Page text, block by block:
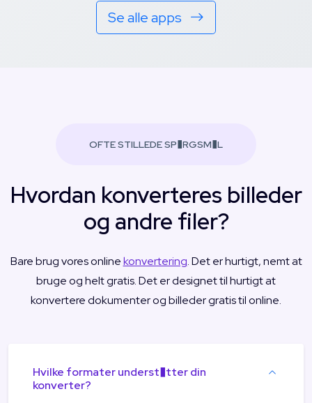
Se alle apps
OFTE STILLEDE SP�RGSM�L
Hvordan konverteres billeder
og andre filer?
Bare brug vores onlinekonvertering. Det er hurtigt, nemt at
bruge og helt gratis. Det er designet til hurtigt at
konvertere dokumenter og billeder gratis til online.
Hvilke formater underst�tter din
konverter?